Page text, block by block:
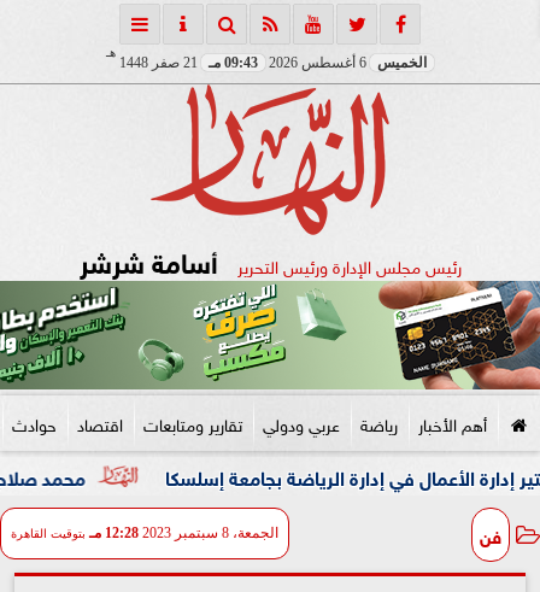
الخميس 09:43 مـ 21 صفر 1448
هـ
رئيس مجلس الإدارة ورئيس التحرير أسامة شرشر
أهم الأخبار رياضة عربي ودولي تقارير ومتابعات اقتصاد حوادث
محمد صلاح: لم أتوقع في إدارة الرياضة بجامعة إسلسكا
فن الجمعة، 8 سبتمبر 2023 12:28 مـ بتوقيت القاهرة